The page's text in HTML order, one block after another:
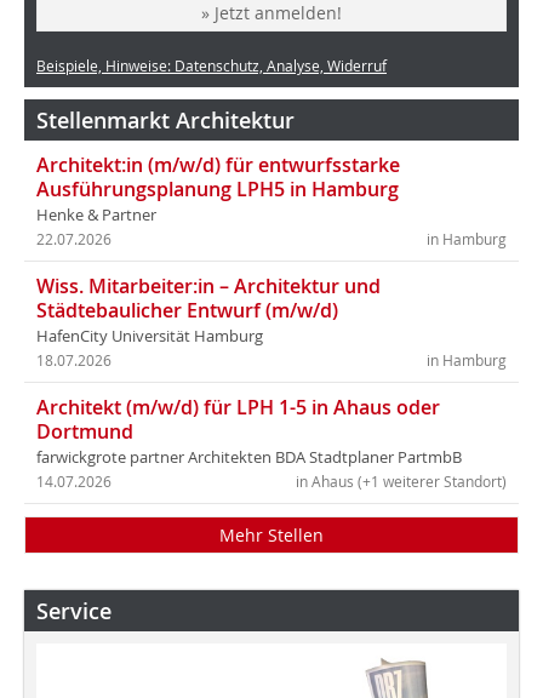
» Jetzt anmelden!
Beispiele, Hinweise: Datenschutz, Analyse, Widerruf
Stellenmarkt Architektur
Architekt:in (m/w/d) für entwurfsstarke
Ausführungsplanung LPH5 in Hamburg
Henke & Partner
in Hamburg
22.07.2026
Wiss. Mitarbeiter:in – Architektur und
Städtebaulicher Entwurf (m/w/d)
HafenCity Universität Hamburg
in Hamburg
18.07.2026
Architekt (m/w/d) für LPH 1-5 in Ahaus oder
Dortmund
farwickgrote partner Architekten BDA Stadtplaner PartmbB
in Ahaus (+1 weiterer Standort)
14.07.2026
Mehr Stellen
Service